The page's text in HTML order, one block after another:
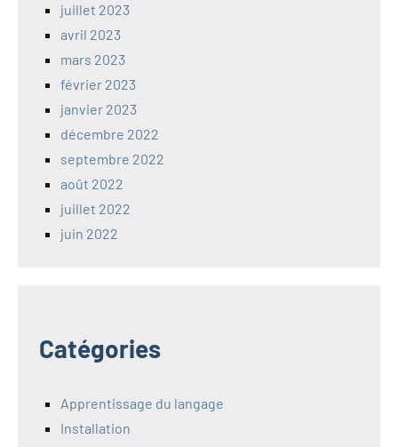
juillet 2023
avril 2023
mars 2023
février 2023
janvier 2023
décembre 2022
septembre 2022
août 2022
juillet 2022
juin 2022
Catégories
Apprentissage du langage
Installation